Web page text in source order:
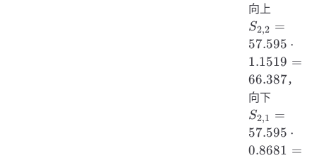
向上
=
57.595
\cdot
1.1519
=
S2,2 =
57.595 ⋅
1.1519 =
66.387，
向下
=
57.595
\cdot
S2,1 =
57.595 ⋅
0.8681 =